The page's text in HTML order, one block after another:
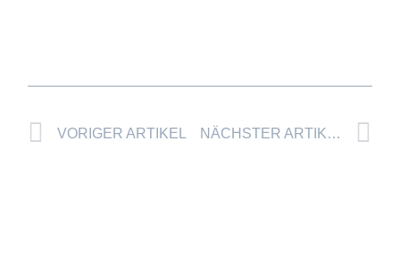
Prev
VORIGER ARTIKEL NÄCHSTER ARTIKEL